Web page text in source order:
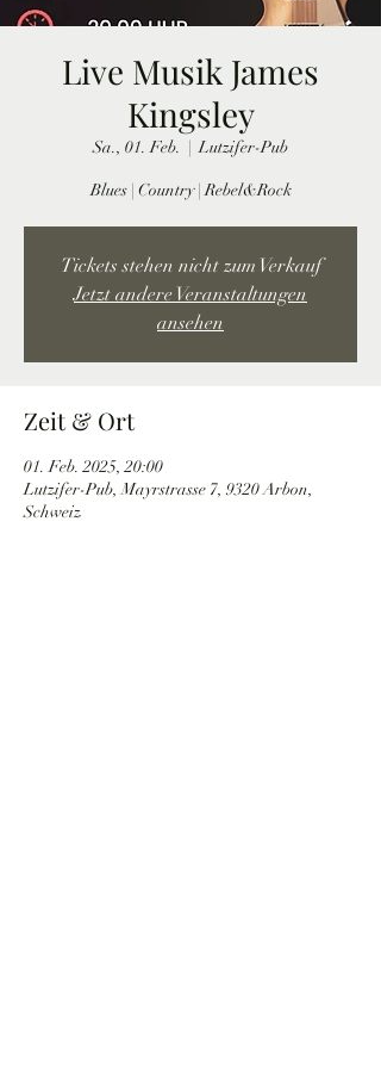
Live Musik James
Kingsley
Sa., 01. Feb.
  |
Lutzifer-Pub
Blues | Country | Rebel&Rock
Tickets stehen nicht zum Verkauf
Jetzt andere Veranstaltungen
ansehen
Zeit & Ort
01. Feb. 2025, 20:00
Lutzifer-Pub, Mayrstrasse 7, 9320 Arbon,
Schweiz